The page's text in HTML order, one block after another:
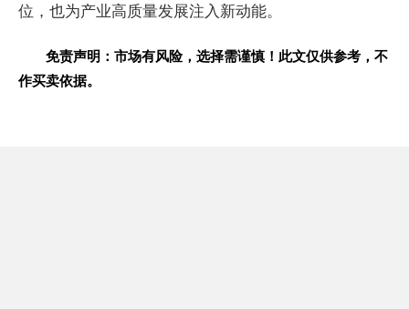
位，也为产业高质量发展注入新动能。
免责声明：市场有风险，选择需谨慎！此文仅供参考，不
作买卖依据。